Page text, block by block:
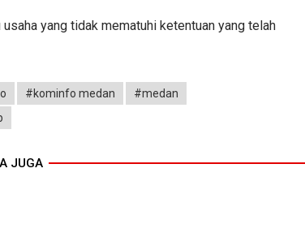
yang tidak mematuhi ketentuan yang telah
#kominfo medan
#medan
JUGA